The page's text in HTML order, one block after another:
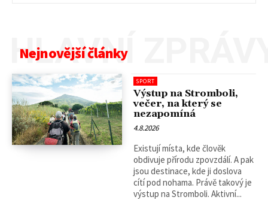
Nejnovější články
HLAVNÍ
SPORT
Výstup na Stromboli,
večer, na který se
nezapomíná
4.8.2026
Existují místa, kde člověk
obdivuje přírodu zpovzdálí. A pak
jsou destinace, kde ji doslova
cítí pod nohama. Právě takový je
výstup na Stromboli. Aktivní...